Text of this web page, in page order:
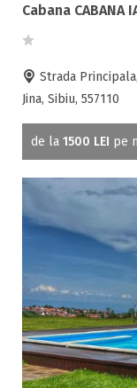
Cabana CABANA
Strada
Jina, Sibiu, 557110
de la 1500 LEI pe